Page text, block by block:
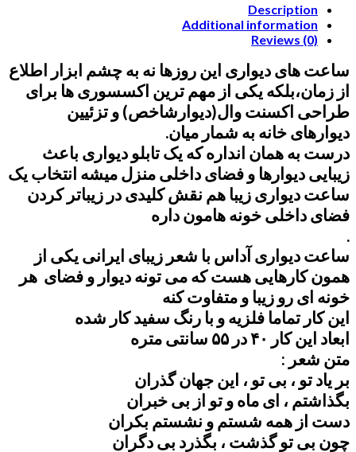
Description
Additional information
Reviews (0)
ساعت های دیواری این روزها نه به چشم ابزار اطلاع
از زمان،بلکه یکی از مهم ترین اکسسوری ها برای
طراحی اکسنت وال(دیوارشاخص) و تزئیین
دیوارهای خانه به شمار میان.
درست به همان انداره که یک تابلو دیواری باعث
زیبایی دیوارها و فضای داخلی منزل میشه انتخاب یک
ساعت دیواری زیبا هم نقش کلیدی در زیباتر کردن
فضای داخلی خونه هامون داره
.
ساعت دیواری آداس با شعر زیبای ایرانی یکی از
همون کارهایی هست که می تونه دیوار و فضای هر
خونه ای رو زیبا و متفاوت کنه
این کار تماما فلزیه و با رنگ سفید کار شده
ابعاد این کار ۴۰ در ۵۵ سانتی متره
متن شعر :
بر یاد تو ، بی تو ، این جهان گذران
بگذاشتم ، ای ماه و تو از بی خبران
دست از همه شستم و نشستم بکران
چون بی تو گذشت ، بگذرد بی دگران